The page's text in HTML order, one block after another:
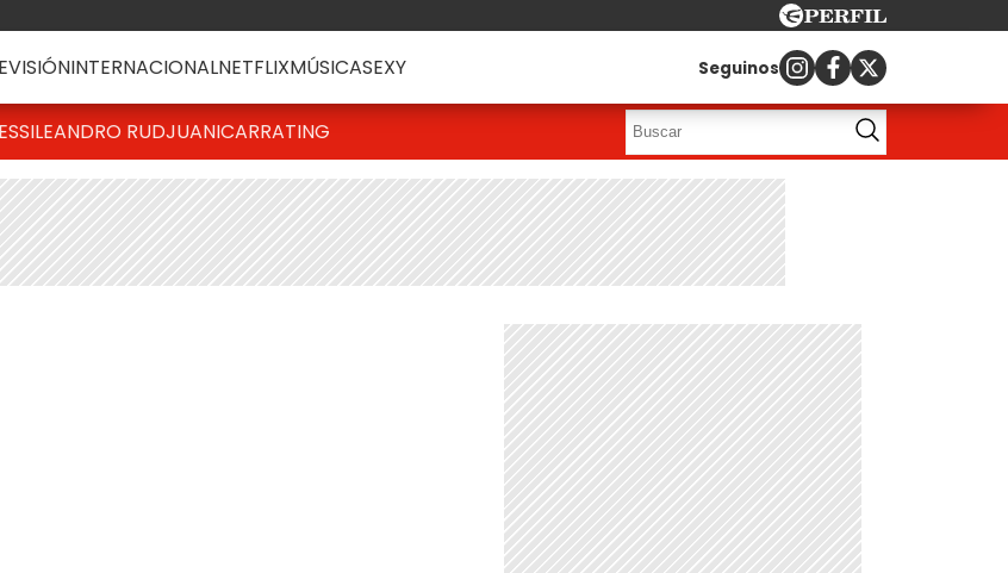
INTERNACIONALNETFLIXMÚSICASEXY Seguinos
LEANDRO RUDJUANICARRATING